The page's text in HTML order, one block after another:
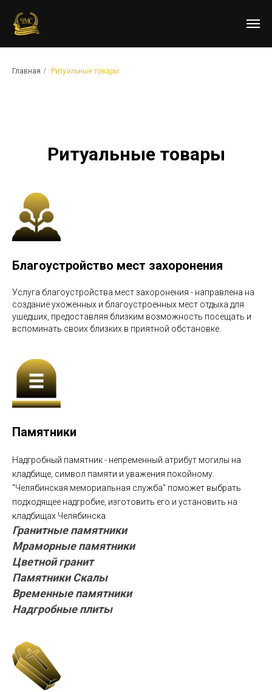
Главная / Ритуальные товары
Ритуальные товары
Благоустройство мест захоронения
Услуга благоустройства мест захоронения - направлена на
создание ухоженных и благоустроенных мест отдыха для
ушедших, предоставляя близким возможность посещать и
вспоминать своих близких в приятной обстановке.
Памятники
Надгробный памятник - непременный атрибут могилы на
кладбище, символ памяти и уважения покойному.
"Челябинская мемориальная служба" поможет выбрать
подходящее надгробие, изготовить его и установить на
кладбищах Челябинска.
Гранитные памятники
Мраморные памятники
Цветной гранит
Памятники Скалы
Временные памятники
Надгробные плиты